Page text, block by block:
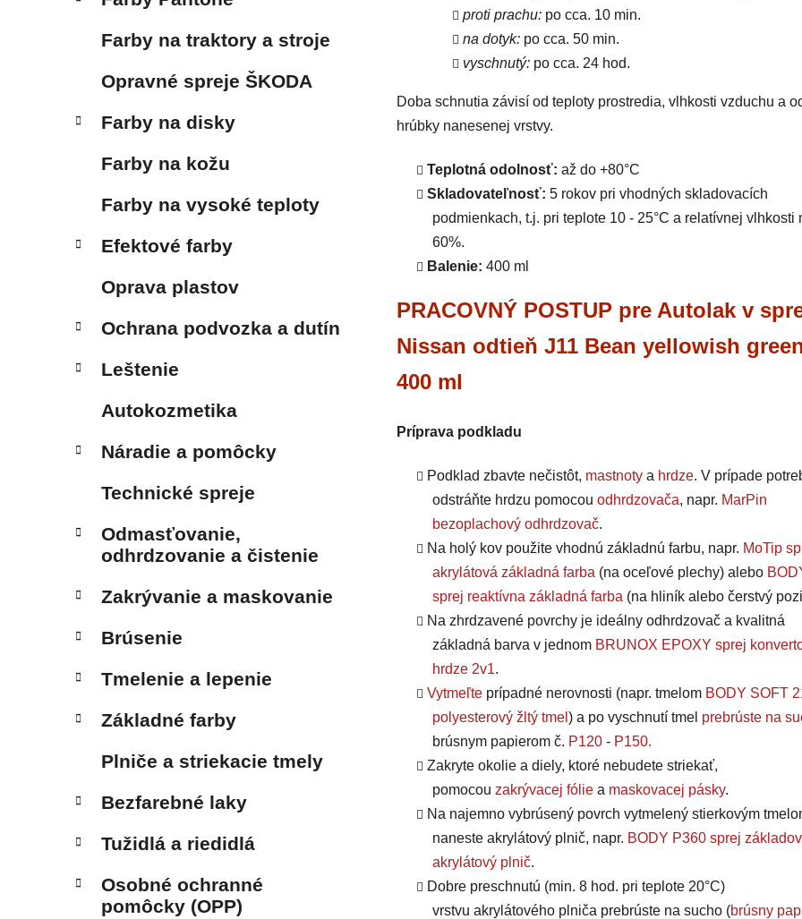
Farby na traktory a stroje
Opravné spreje ŠKODA
Farby na disky
Farby na kožu
Farby na vysoké teploty
Efektové farby
Oprava plastov
Ochrana podvozka a dutín
Leštenie
Autokozmetika
Náradie a pomôcky
Technické spreje
Odmasťovanie,
odhrdzovanie a čistenie
Zakrývanie a maskovanie
Brúsenie
Tmelenie a lepenie
Základné farby
Plniče a striekacie tmely
Bezfarebné laky
Tužidlá a riedidlá
Osobné ochranné
pomôcky (OPP)
proti prachu: po cca. 10 min.
na dotyk: po cca. 50 min.
vyschnutý: po cca. 24 hod.
Doba schnutia závisí od teploty prostredia, vlhkosti vzduchu a
hrúbky nanesenej vrstvy.
Teplotná odolnosť: až do +80°C
Skladovateľnosť: 5 rokov pri vhodných skladovacích
podmienkach, t.j. pri teplote 10 - 25°C a relatívnej vlhkosti
60%.
Balenie: 400 ml
PRACOVNÝ POSTUP pre Autolak v
Nissan odtieň J11 Bean yellowish
400 ml
Príprava podkladu
Podklad zbavte nečistôt, mastnoty a hrdze. V prípade
odstráňte hrdzu pomocou odhrdzovača, napr. MarPin
bezoplachový odhrdzovač.
Na holý kov použite vhodnú základnú farbu, napr. MoTip
akrylátová základná farba (na oceľové plechy) alebo
sprej reaktívna základná farba (na hliník alebo čerstvý
Na zhrdzavené povrchy je ideálny odhrdzovač a kvalitná
základná barva v jednom BRUNOX EPOXY sprej
hrdze 2v1.
Vytmeľte prípadné nerovnosti (napr. tmelom BODY SOFT
polyesterový žltý tmel ) a po vyschnutí tmel prebrúste na
brúsnym papierom č. P120 - P150.
Zakryte okolie a diely, ktoré nebudete striekať,
pomocou zakrývacej fólie a maskovacej pásky.
Na najemno vybrúsený povrch vytmelený stierkovým
naneste akrylátový plnič, napr. BODY P360 sprej
akrylátový plnič.
Dobre preschnutú (min. 8 hod. pri teplote 20°C)
vrstvu akrylátového plniča prebrúste na sucho (brúsny